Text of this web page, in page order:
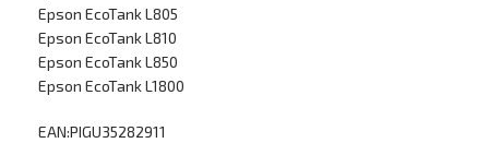
Epson EcoTank L805
Epson EcoTank L810
Epson EcoTank L850
Epson EcoTank L1800
EAN:PIGU35282911